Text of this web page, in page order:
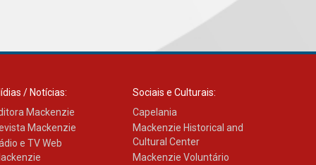
/ Notícias:
Mackenzie
Mackenzie
e TV Web
Sociais e Culturais:
Capelania
Mackenzie Historical and
Cultural Center
Mackenzie Voluntário